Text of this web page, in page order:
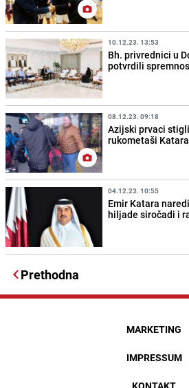
10.12.23. 13:53
Bh. privrednici u
potvrdili
08.12.23. 09:18
Azijski prvaci
rukometaši
04.12.23. 10:55
Emir Katara
hiljade siročadi i
Prethodna
MARKETING
IMPRESSUM